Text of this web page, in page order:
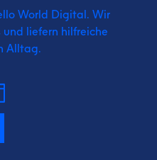
World Digital. Wir
liefern hilfreiche
Alltag.